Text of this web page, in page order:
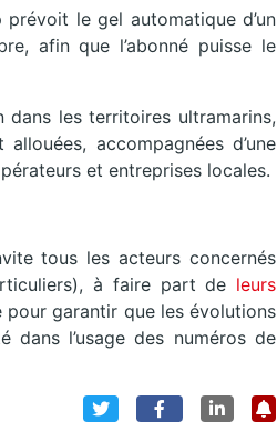
prévoit le gel automatique d’un
afin que l’abonné puisse le
dans les territoires ultramarins,
accompagnées d’une
et entreprises locales.
tous les acteurs concernés
à faire part de leurs
garantir que les évolutions
l’usage des numéros de